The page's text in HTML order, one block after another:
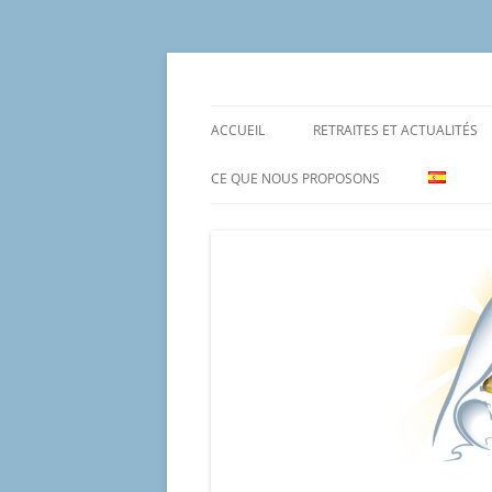
Aller
ACCUEIL RETRAITES ET ACTUALITÉS
CE QUE NOUS PROPOSONS